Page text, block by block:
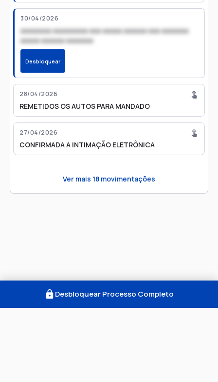
30/04/2026
xxxxxxxx xxxxxxxxx xxx xxxxx xxxxxx xxx xxxxxxx
xxxxx xxxxxx xxxxxxx
Desbloquear
28/04/2026
REMETIDOS OS AUTOS PARA MANDADO
27/04/2026
CONFIRMADA A INTIMAÇÃO ELETRÔNICA
Ver mais 18 movimentações
Desbloquear Processo Completo